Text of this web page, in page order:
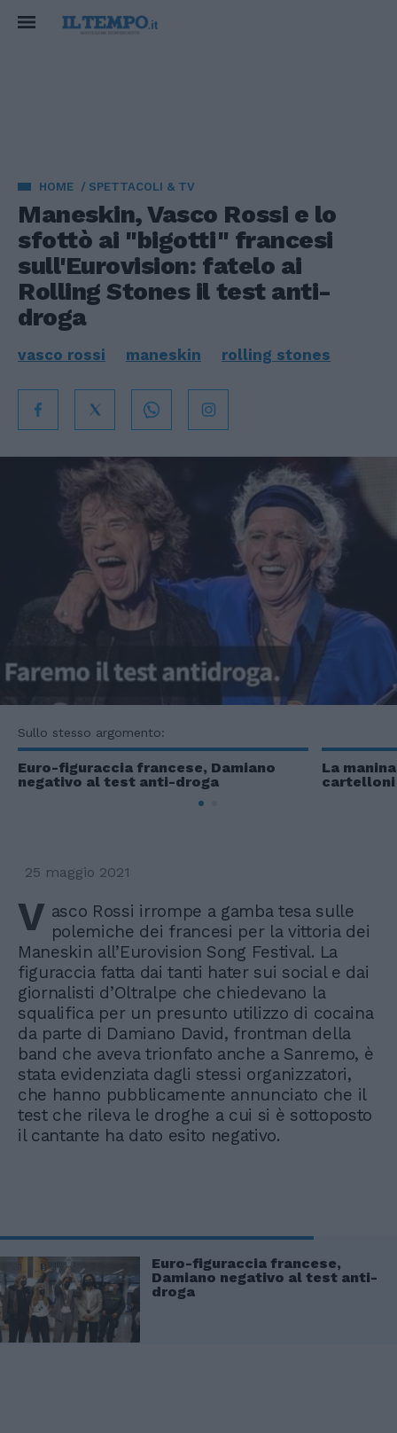
HOME SPETTACOLI & TV
Maneskin, Vasco Rossi e lo
sfottò ai "bigotti" francesi
sull'Eurovision: fatelo ai
Rolling Stones il test anti-
droga
vasco rossi maneskin rolling stones
Sullo stesso argomento:
Euro-figuraccia francese, Damiano
negativo al test anti-droga
La
cartelloni
25 maggio 2021
V asco Rossi irrompe a gamba tesa sulle
polemiche dei francesi per la vittoria dei
Maneskin all’Eurovision Song Festival. La
figuraccia fatta dai tanti hater sui social e dai
giornalisti d’Oltralpe che chiedevano la
squalifica per un presunto utilizzo di cocaina
da parte di Damiano David, frontman della
band che aveva trionfato anche a Sanremo, è
stata evidenziata dagli stessi organizzatori,
che hanno pubblicamente annunciato che il
test che rileva le droghe a cui si è sottoposto
il cantante ha dato esito negativo.
Euro-figuraccia francese,
Damiano negativo al test anti-
droga